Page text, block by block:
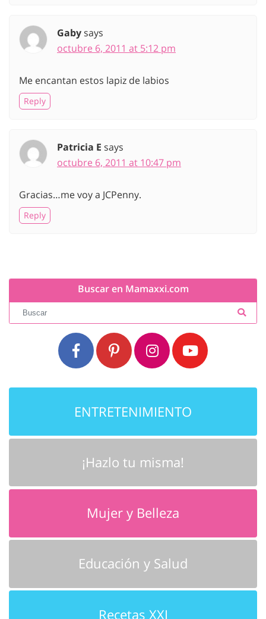
Gabysays
octubre 6, 2011 at 5:12 pm
Me encantan estos lapiz de labios
Reply
Patricia E says
octubre 6, 2011 at 10:47 pm
Gracias…me voy a JCPenny.
Reply
Buscar en Mamaxxi.com
ENTRETENIMIENTO
¡Hazlo tu misma!
Mujer y Belleza
Educación y Salud
Recetas XXI